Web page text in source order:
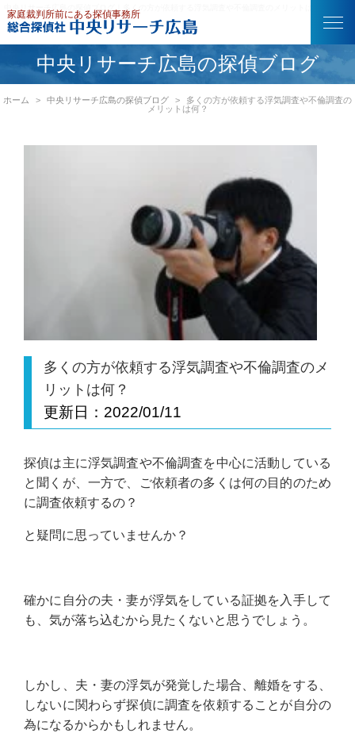
中央リサーチ広島の探偵ブログ
ホーム 中央リサーチ広島の探偵ブログ
多くの方が依頼する浮気調査や不倫調査の
メリットは何？
多くの方が依頼する浮気調査や不倫調査のメ
リットは何？
更新日： 2022/01/11
探偵は主に浮気調査や不倫調査を中心に活動している
と聞くが、一方で、ご依頼者の多くは何の目的のため
に調査依頼するの？
と疑問に思っていませんか？
確かに自分の夫・妻が浮気をしている証拠を入手して
も、気が落ち込むから見たくないと思うでしょう。
しかし、夫・妻の浮気が発覚した場合、離婚をする、
しないに関わらず探偵に調査を依頼することが自分の
為になるからかもしれません。